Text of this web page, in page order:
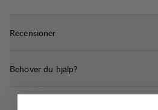
Justerbart ärmslut med
Recensioner
Behöver du hjälp?